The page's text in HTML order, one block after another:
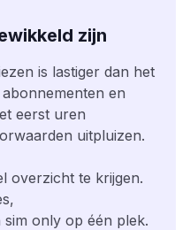
zijn
is lastiger dan het
en
eerst uren
uitpluizen.
overzicht te krijgen.
only op één plek.